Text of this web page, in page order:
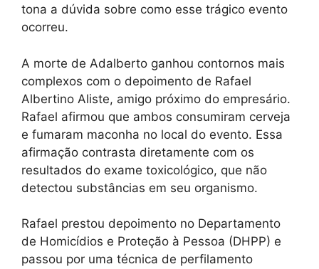
tona a dúvida sobre como esse trágico evento
ocorreu.
A morte de Adalberto ganhou contornos mais
complexos com o depoimento de Rafael
Albertino Aliste, amigo próximo do empresário.
Rafael afirmou que ambos consumiram cerveja
e fumaram maconha no local do evento. Essa
afirmação contrasta diretamente com os
resultados do exame toxicológico, que não
detectou substâncias em seu organismo.
Rafael prestou depoimento no Departamento
de Homicídios e Proteção à Pessoa (DHPP) e
passou por uma técnica de perfilamento